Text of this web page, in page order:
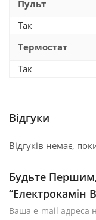
Пульт
Так
Термостат
Так
Відгуки
Відгуків немає,
Будьте
“Електрокамін
Ваша e-mail адреса